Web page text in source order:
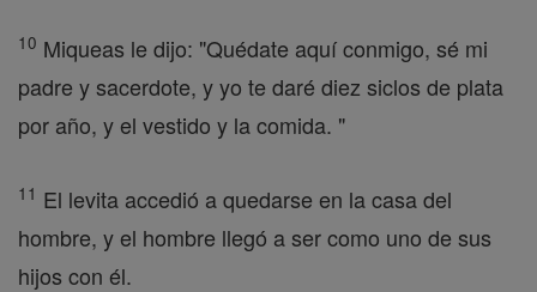
10 Miqueas le dijo: "Quédate aquí conmigo, sé mi
padre y sacerdote, y yo te daré diez siclos de plata
por año, y el vestido y la comida. "
11 El levita accedió a quedarse en la casa del
hombre, y el hombre llegó a ser como uno de sus
hijos con él.